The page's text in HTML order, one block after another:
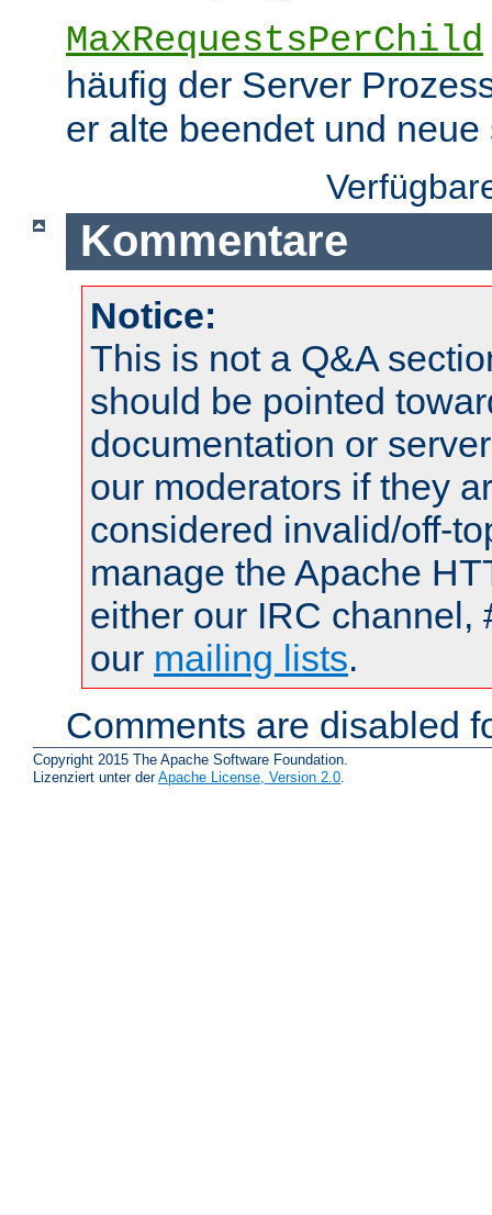
MaxRequestsPerChild
häufig der Server
er alte beendet und neue
Kommentare
Notice:
This is not a Q&A
should be pointed
documentation or
our moderators if they
considered invalid/off-
manage the Apache
either our IRC channel,
our mailing lists.
Comments are disabled
Copyright 2015 The Apache Software Foundation.
Lizenziert unter derApache License, Version 2.0